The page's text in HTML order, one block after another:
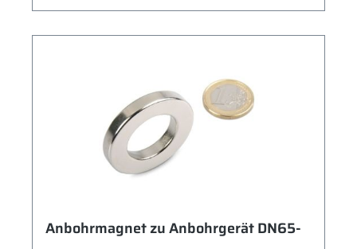
Anbohrmagnet zu Anbohrgerät DN65-